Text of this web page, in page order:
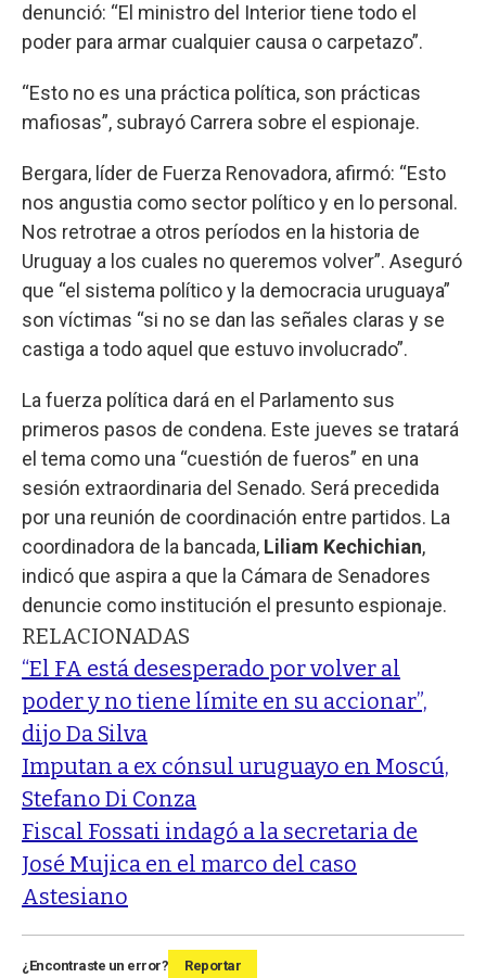
denunció: “El ministro del Interior tiene todo el
poder para armar cualquier causa o carpetazo”.
“Esto no es una práctica política, son prácticas
mafiosas”, subrayó Carrera sobre el espionaje.
Bergara, líder de Fuerza Renovadora, afirmó: “Esto
nos angustia como sector político y en lo personal.
Nos retrotrae a otros períodos en la historia de
Uruguay a los cuales no queremos volver”. Aseguró
que “el sistema político y la democracia uruguaya”
son víctimas “si no se dan las señales claras y se
castiga a todo aquel que estuvo involucrado”.
La fuerza política dará en el Parlamento sus
primeros pasos de condena. Este jueves se tratará
el tema como una “cuestión de fueros” en una
sesión extraordinaria del Senado. Será precedida
por una reunión de coordinación entre partidos. La
coordinadora de la bancada, Liliam Kechichian,
indicó que aspira a que la Cámara de Senadores
denuncie como institución el presunto espionaje.
RELACIONADAS
“El FA está desesperado por volver al
poder y no tiene límite en su accionar”,
dijo Da Silva
Imputan a ex cónsul uruguayo en Moscú,
Stefano Di Conza
Fiscal Fossati indagó a la secretaria de
José Mujica en el marco del caso
Astesiano
¿Encontraste un error? Reportar